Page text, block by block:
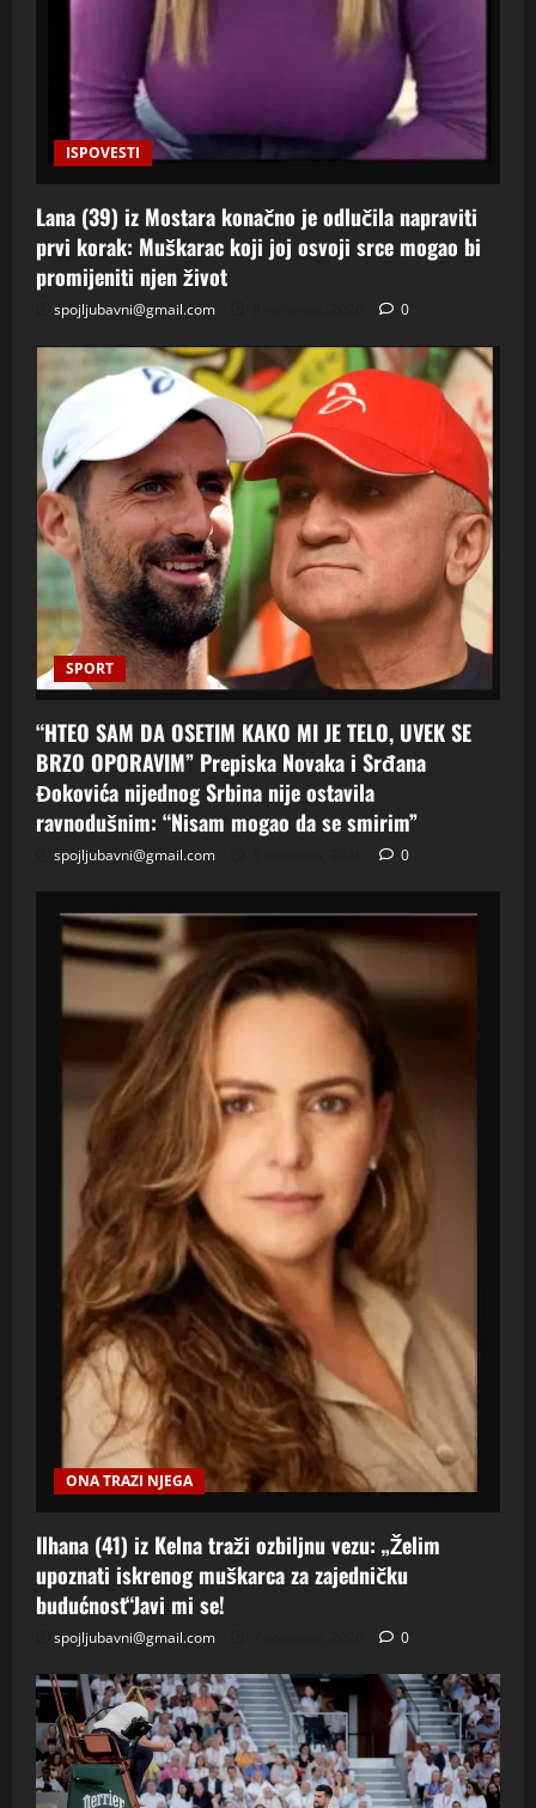
ISPOVESTI
Lana (39) iz Mostara konačno je odlučila napraviti
prvi korak: Muškarac koji joj osvoji srce mogao bi
promijeniti njen život
spojljubavni@gmail.com 0
SPORT
“HTEO SAM DA OSETIM KAKO MI JE TELO, UVEK SE
BRZO OPORAVIM” Prepiska Novaka i Srđana
Đokovića nijednog Srbina nije ostavila
ravnodušnim: “Nisam mogao da se smirim”
spojljubavni@gmail.com 0
ONA TRAZI NJEGA
Ilhana (41) iz Kelna traži ozbiljnu vezu: „Želim
upoznati iskrenog muškarca za zajedničku
budućnost“Javi mi se!
spojljubavni@gmail.com 0